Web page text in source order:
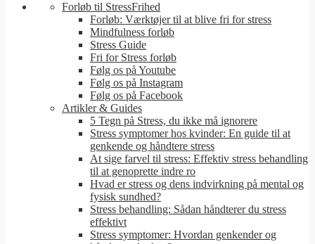
Forløb til StressFrihed
Forløb: Værktøjer til at blive fri for stress
Mindfulness forløb
Stress Guide
Fri for Stress forløb
Følg os på Youtube
Følg os på Instagram
Følg os på Facebook
Artikler & Guides
5 Tegn på Stress, du ikke må ignorere
Stress symptomer hos kvinder: En guide til at
genkende og håndtere stress
At sige farvel til stress: Effektiv stress behandling
til at genoprette indre ro
Hvad er stress og dens indvirkning på mental og
fysisk sundhed?
Stress behandling: Sådan håndterer du stress
effektivt
Stress symptomer: Hvordan genkender og